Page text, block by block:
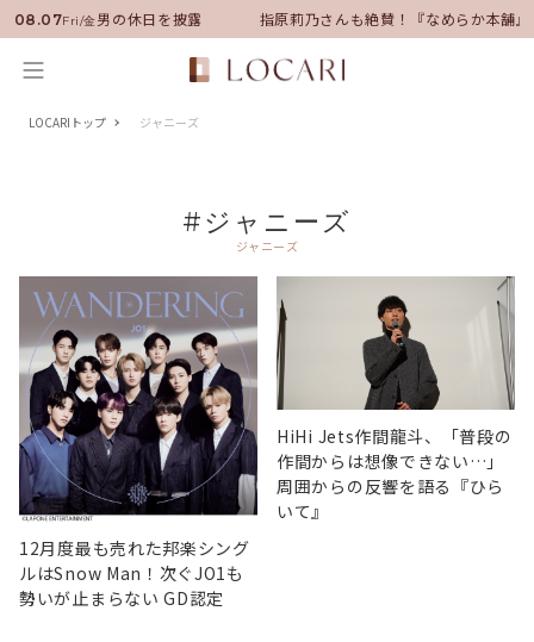
08.07Fri/金
就任！いい男の休日を披露 指原莉乃さんも絶賛！『なめらか本舗
LOCARIトップ ジャニーズ
#ジャニーズ
ジャニーズ
12月度最も売れた邦楽シング
ルはSnow Man！次ぐJO1も
勢いが止まらない GD認定
HiHi Jets作間龍斗、「普段の
作間からは想像できない…」
周囲からの反響を語る『ひら
いて』